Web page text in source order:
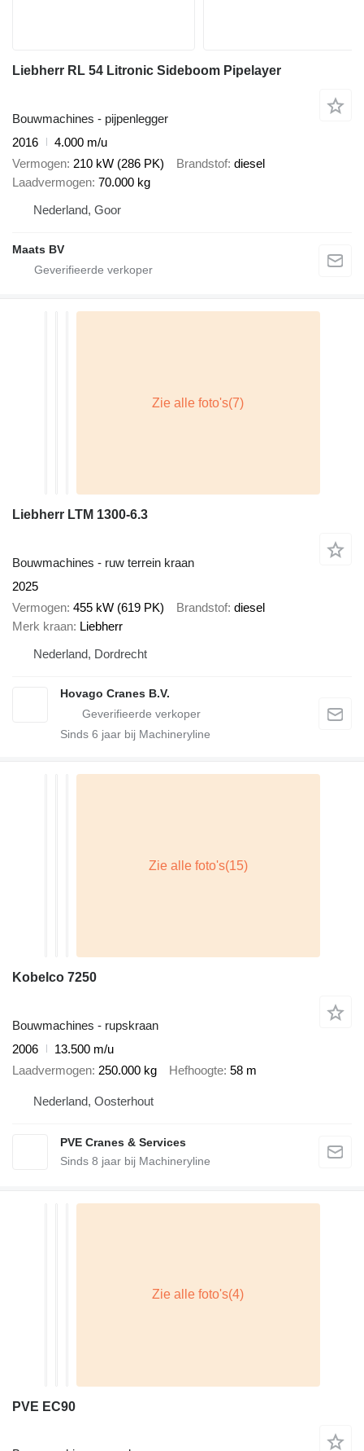
Liebherr RL 54 Litronic Sideboom Pipelayer
Bouwmachines - pijpenlegger
2016
4.000 m/u
Vermogen 210 kW (286 PK) Brandstof diesel
Laadvermogen 70.000 kg
Nederland, Goor
Maats BV
Liebherr LTM 1300-6.3
Bouwmachines - ruw terrein kraan
2025
Vermogen 455 kW (619 PK) Brandstof diesel
Merk kraan Liebherr
Nederland, Dordrecht
Hovago Cranes B.V.
Sinds 6 jaar bij Machineryline
Kobelco 7250
Bouwmachines - rupskraan
2006
13.500 m/u
Laadvermogen 250.000 kg Hefhoogte 58 m
Nederland, Oosterhout
PVE Cranes & Services
Sinds 8 jaar bij Machineryline
PVE EC90